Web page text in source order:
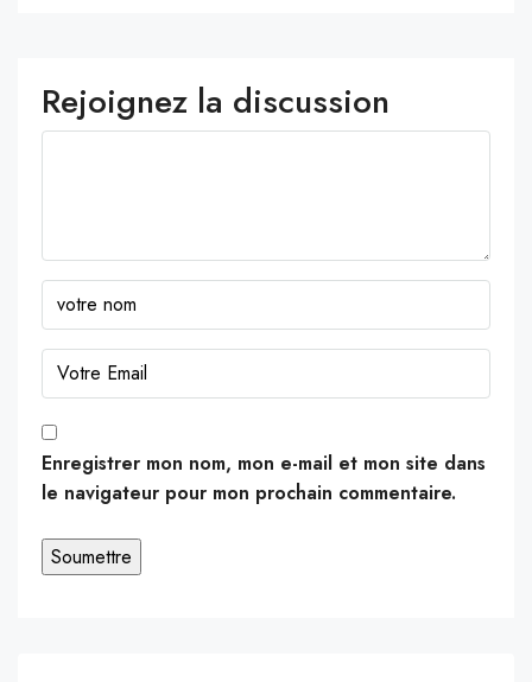
Rejoignez la discussion
Enregistrer mon nom, mon e-mail et mon site dans
le navigateur pour mon prochain commentaire.